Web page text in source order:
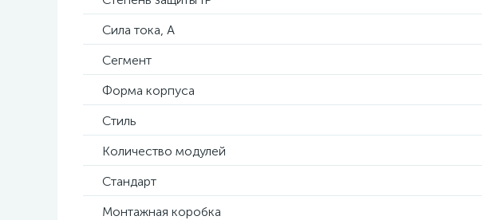
Сила тока, А
Сегмент
Форма корпуса
Стиль
Количество модулей
Стандарт
Монтажная коробка